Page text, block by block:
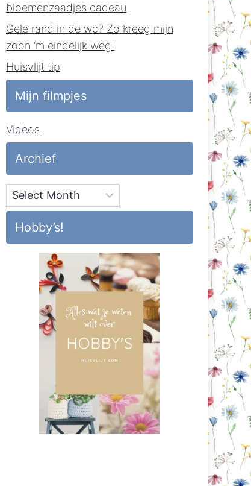
bloemenzaadjes cadeau
Gele rand in de wc? Zo kreeg mijn
zoon ‘m eindelijk weg!
Huisvlijt tip
Mijn filmpjes
Videos
Archief
Archief
Hobby’s!